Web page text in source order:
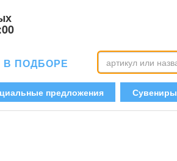
ПОДБОРЕ
предложения Сувениры